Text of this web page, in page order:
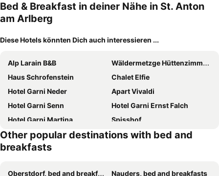
Bed & Breakfast in deiner Nähe in St. Anton
am Arlberg
Diese Hotels könnten Dich auch interessieren ...
Alp Larain B&B
Wäldermetzge Hüttenzimmer und Wohnungen
Haus Schrofenstein
Chalet Elfie
Hotel Garni Neder
Apart Vivaldi
Hotel Garni Senn
Hotel Garni Ernst Falch
Hotel Garni Martina
Spisshof
Haus Bergkristall
Haus Berghof
s'Landhaus
Other popular destinations with bed and
breakfasts
Oberstdorf, bed and breakfasts
Nauders, bed and breakfasts